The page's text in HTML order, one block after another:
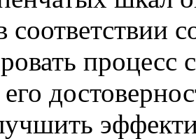
соответствии
процесс